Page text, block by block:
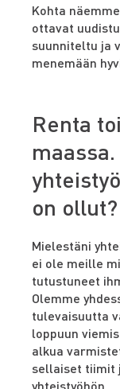
Kohta
ottavat
suunniteltu ja
menemään
Renta
on ollut?
Mielestäni
ei ole meille
tutustuneet
Olemme
tulevaisuutta
loppuun
alkua
sellaiset tiimit
yhteistyöhön.